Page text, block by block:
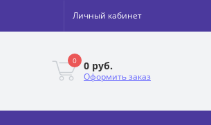
Личный кабинет
0 0 руб.
Оформить заказ